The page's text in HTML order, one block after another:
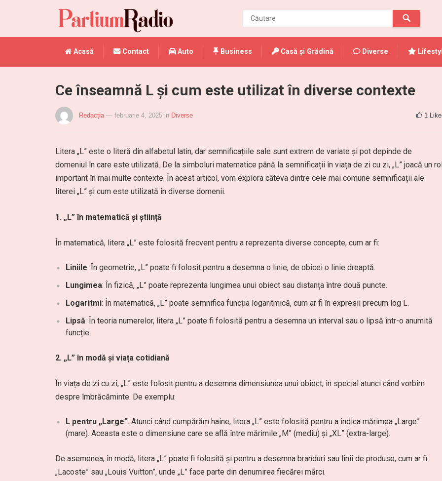
Acasă Contact Auto Business Casă și Grădină Diverse
Ce înseamnă L și cum este utilizat în diverse contexte
Redacția — februarie 4, 2025 in Diverse 1
Litera „L” este o literă din alfabetul latin, dar semnificațiile sale sunt extrem de variate și pot depinde de
domeniul în care este utilizată. De la simboluri matematice până la semnificații în viața de zi cu zi, „L” joacă un
important în mai multe contexte. În acest articol, vom explora câteva dintre cele mai comune semnificații ale
literei „L” și cum este utilizată în diverse domenii.
1. „L” în matematică și știință
În matematică, litera „L” este folosită frecvent pentru a reprezenta diverse concepte, cum ar fi:
Liniile: În geometrie, „L” poate fi folosit pentru a desemna o linie, de obicei o linie dreaptă.
Lungimea: În fizică, „L” poate reprezenta lungimea unui obiect sau distanța între două puncte.
Logaritmi: În matematică, „L” poate semnifica funcția logaritmică, cum ar fi în expresii precum log L.
Lipsă: În teoria numerelor, litera „L” poate fi folosită pentru a desemna un interval sau o lipsă într-o anumită
funcție.
2. „L” în modă și viața cotidiană
În viața de zi cu zi, „L” este folosit pentru a desemna dimensiunea unui obiect, în special atunci când vorbim
despre îmbrăcăminte. De exemplu:
L pentru „Large”: Atunci când cumpărăm haine, litera „L” este folosită pentru a indica mărimea „Large”
(mare). Aceasta este o dimensiune care se află între mărimile „M” (mediu) și „XL” (extra-large).
De asemenea, în modă, litera „L” poate fi folosită și pentru a desemna branduri sau linii de produse, cum ar fi
„Lacoste” sau „Louis Vuitton”, unde „L” face parte din denumirea fiecărei mărci.